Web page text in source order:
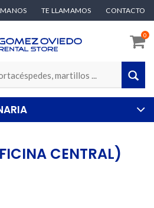
TE LLAMAMOS CONTACTO
0
CENTRAL)